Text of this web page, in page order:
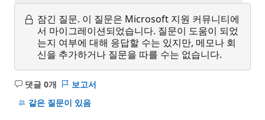
잠긴 질문. 이 질문은 Microsoft 지원 커뮤니티에
서 마이그레이션되었습니다. 질문이 도움이 되었
는지 여부에 대해 응답할 수는 있지만, 메모나 회
신을 추가하거나 질문을 따를 수는 없습니다.
댓글 0개
설
명
보고서
같은 질문이 있음